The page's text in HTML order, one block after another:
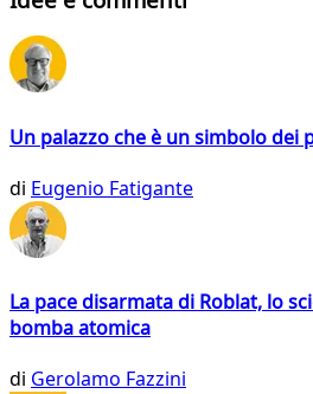
Un palazzo che è un simbolo dei
di Eugenio Fatigante
La pace disarmata di Roblat, lo
bomba atomica
di Gerolamo Fazzini